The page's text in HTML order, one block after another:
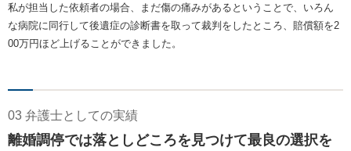
私が担当した依頼者の場合、まだ傷の痛みがあるということで、いろん
な病院に同行して後遺症の診断書を取って裁判をしたところ、賠償額を2
00万円ほど上げることができました。
03 弁護士としての実績
離婚調停では落としどころを見つけて最良の選択を